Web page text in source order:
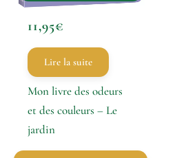
11,95€
Lire la suite
Mon livre des odeurs
et des couleurs – Le
jardin